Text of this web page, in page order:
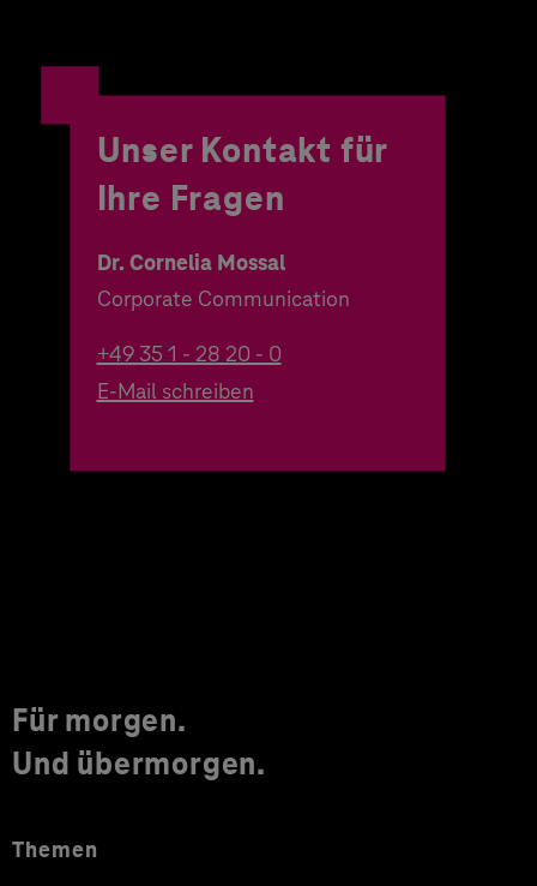
Unser Kontakt für
Ihre Fragen
Dr. Cornelia Mossal
Corporate Communication
+49 35 1 - 28 20 - 0
E-Mail schreiben
Für morgen.
Und übermorgen.
Themen